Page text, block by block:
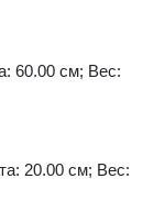
60.00 см; Вес:
20.00 см; Вес: